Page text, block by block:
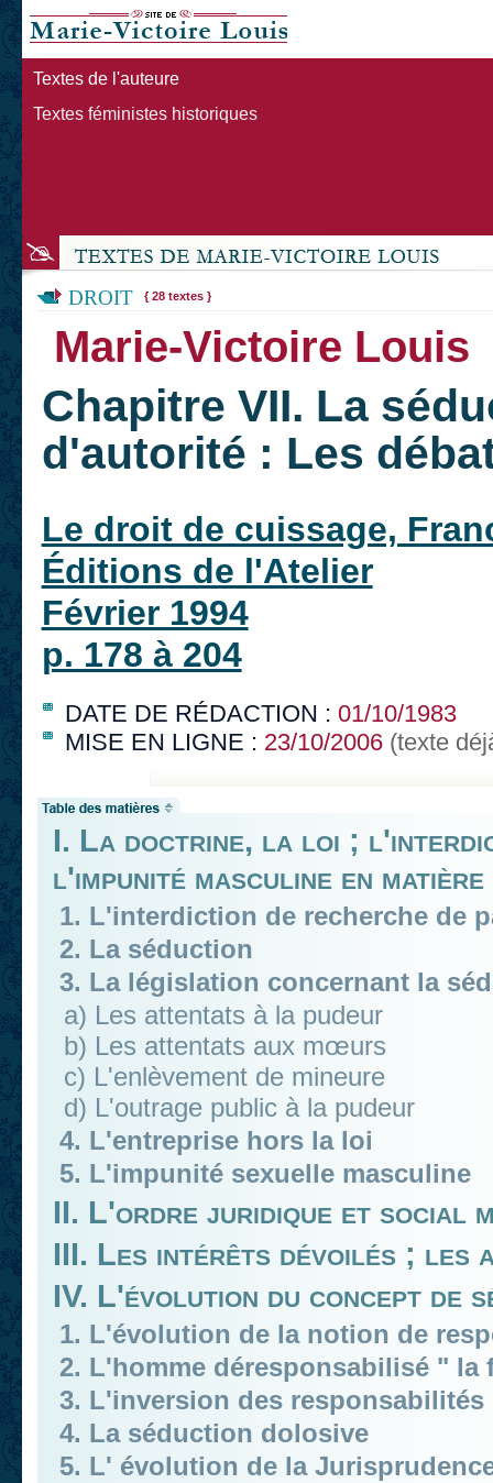
Textes de l'auteure
Textes féministes historiques
DROIT { 28 textes }
Marie-Victoire Louis
Chapitre VII. La
d'autorité : Les
Le droit de cuissage,
Éditions de l'Atelier
Février 1994
p. 178 à 204
DATE DE RÉDACTION : 01/10/1983
MISE EN LIGNE : 23/10/2006(texte
I. La doctrine, la loi ;
l'impunité masculine en
1. L'interdiction de recherche de
2. La séduction
3. La législation concernant la
a) Les attentats à la pudeur
b) Les attentats aux mœurs
c) L'enlèvement de mineure
d) L'outrage public à la pudeur
4. L'entreprise hors la loi
5. L'impunité sexuelle masculine
II. L'ordre juridique et social
III. Les intérêts dévoilés ; les
IV. L'évolution du concept de
1. L'évolution de la notion de
2. L'homme déresponsabilisé " la
3. L'inversion des responsabilités
4. La séduction dolosive
5. L' évolution de la